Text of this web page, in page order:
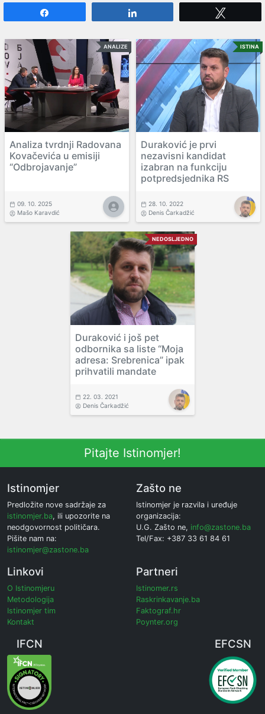
ANALIZE
Analiza tvrdnji Radovana
Kovačevića u emisiji
“Odbrojavanje”
09. 10. 2025
Mašo Karavdić
ISTINA
Duraković je prvi
nezavisni kandidat
izabran na funkciju
potpredsjednika RS
28. 10. 2022
Denis Čarkadžić
NEDOSLJEDNO
Duraković i još pet
odbornika sa liste “Moja
adresa: Srebrenica” ipak
prihvatili mandate
22. 03. 2021
Denis Čarkadžić
Pitajte Istinomjer!
Istinomjer
Predložite nove sadržaje za
istinomjer.ba, ili upozorite na
neodgovornost političara.
Pišite nam na:
istinomjer@zastone.ba
Zašto ne
Istinomjer je razvila i uređuje
organizacija:
U.G. Zašto ne, info@zastone.ba
Tel/Fax: +387 33 61 84 61
Linkovi
O Istinomjeru
Metodologija
Istinomjer tim
Kontakt
Partneri
Istinomer.rs
Raskrinkavanje.ba
Faktograf.hr
Poynter.org
IFCN EFCSN